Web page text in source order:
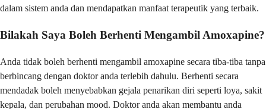
dalam sistem anda dan mendapatkan manfaat terapeutik yang terbaik.
Bilakah Saya Boleh Berhenti Mengambil Amoxapine?
Anda tidak boleh berhenti mengambil amoxapine secara tiba-tiba tanpa
berbincang dengan doktor anda terlebih dahulu. Berhenti secara
mendadak boleh menyebabkan gejala penarikan diri seperti loya, sakit
kepala, dan perubahan mood. Doktor anda akan membantu anda